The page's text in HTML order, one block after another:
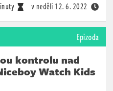
v neděli 12. 6. 2022
Epizoda
kontrolu nad
Watch Kids